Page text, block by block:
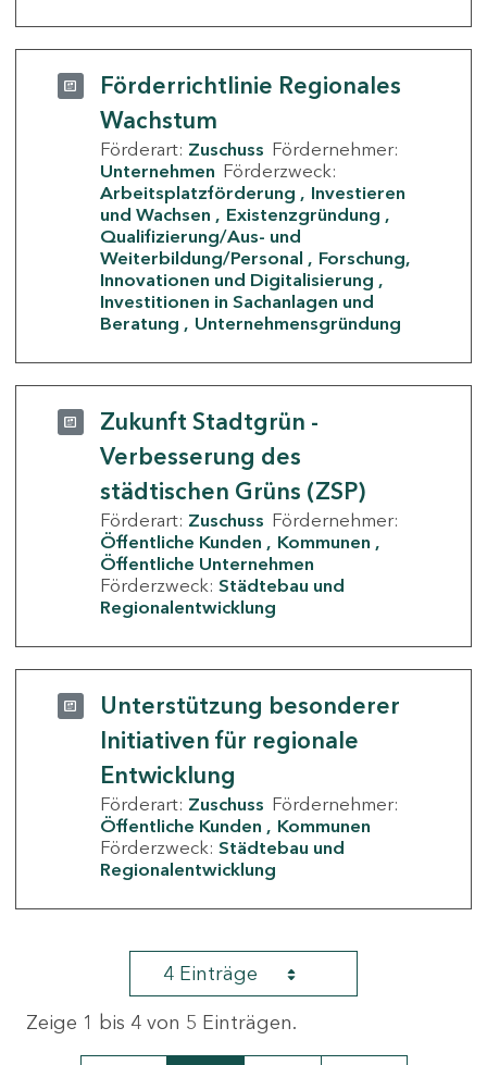
Förderrichtlinie Regionales
Wachstum
Förderart: Zuschuss Fördernehmer:
Unternehmen Förderzweck:
Arbeitsplatzförderung
Investieren
und Wachsen
Existenzgründung
Qualifizierung/Aus- und
Weiterbildung/Personal
Forschung,
Innovationen und Digitalisierung
Investitionen in Sachanlagen und
Beratung
Unternehmensgründung
Zukunft Stadtgrün -
Verbesserung des
städtischen Grüns (ZSP)
Förderart: Zuschuss Fördernehmer:
Öffentliche Kunden
Kommunen
Öffentliche Unternehmen
Förderzweck: Städtebau und
Regionalentwicklung
Unterstützung besonderer
Initiativen für regionale
Entwicklung
Förderart: Zuschuss Fördernehmer:
Öffentliche Kunden
Kommunen
Förderzweck: Städtebau und
Regionalentwicklung
4 Einträge
Zeige 1 bis 4 von 5 Einträgen.